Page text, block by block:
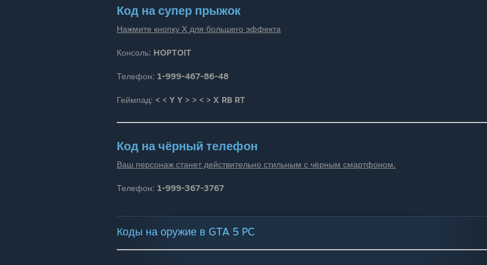
Код на супер прыжок
Нажмите кнопку X для большего эффекта
Консоль: HOPTOIT
Телефон: 1-999-467-86-48
Геймпад: < < Y Y > > < > X RB RT
Код на чёрный телефон
Ваш персонаж станет действительно стильным с чёрным смартфоном.
Телефон: 1-999-367-3767
Коды на оружие в GTA 5 PC